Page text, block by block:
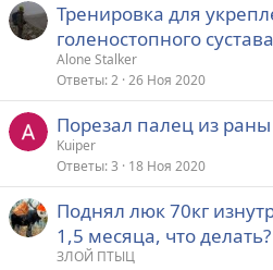
Тренировка для
голеностопного сустава
Alone Stalker
Ответы 2 26 Ноя 2020
Порезал палец из раны
Kuiper
Ответы 3 18 Ноя 2020
Поднял люк 70кг
1,5 месяца, что делать?
ЗЛОЙ ПТЫЦ